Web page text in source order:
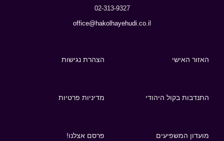
02-313-9327
office@hakolhayehudi.co.il
האזור האישי הצהרת נגישות
התנדבות בקול היהודי מדיניות פרטיות
מועדון המשפיעים פרסם אצלנו!